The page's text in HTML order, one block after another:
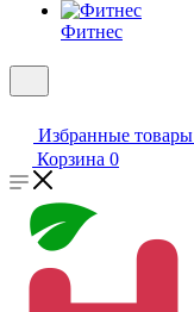
Фитнес
Избранные товары
Корзина 0